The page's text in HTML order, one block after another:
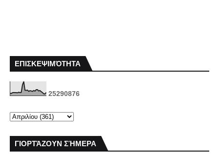
ΕΠΙΣΚΕΨΙΜΌΤΗΤΑ
25290876
ΓΙΟΡΤΆΖΟΥΝ ΣΉΜΕΡΑ